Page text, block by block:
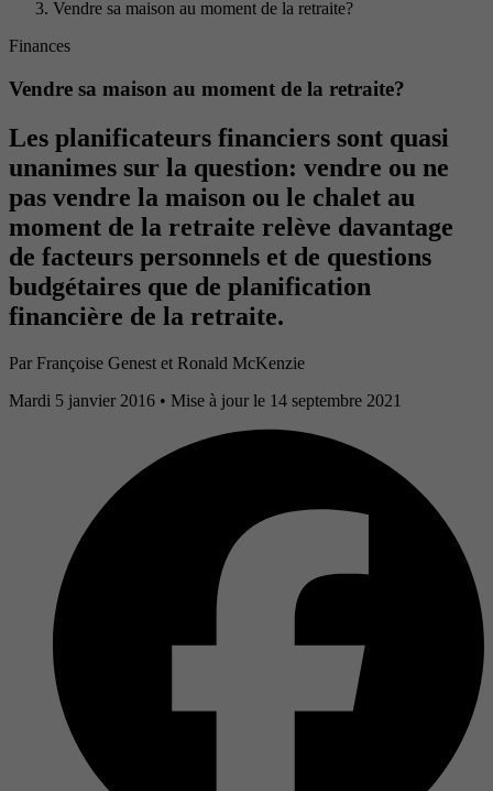
Vendre sa maison au moment de la retraite?
Finances
Vendre sa maison au moment de la retraite?
Les planificateurs financiers sont quasi
unanimes sur la question: vendre ou ne
pas vendre la maison ou le chalet au
moment de la retraite relève davantage
de facteurs personnels et de questions
budgétaires que de planification
financière de la retraite.
Par Françoise Genest et Ronald McKenzie
Mardi 5 janvier 2016 • Mise à jour le 14 septembre 2021